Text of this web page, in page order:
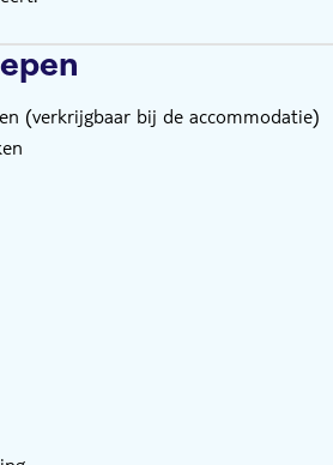
(verkrijgbaar bij de accommodatie)